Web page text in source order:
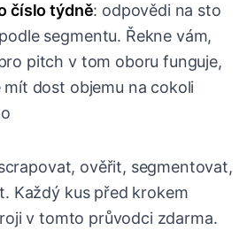
číslo týdně: odpovědi na sto
segmentu. Řekne vám,
pitch v tom oboru funguje,
dost objemu na cokoli
ověřit, segmentovat,
Každý kus před krokem
v tomto průvodci zdarma.